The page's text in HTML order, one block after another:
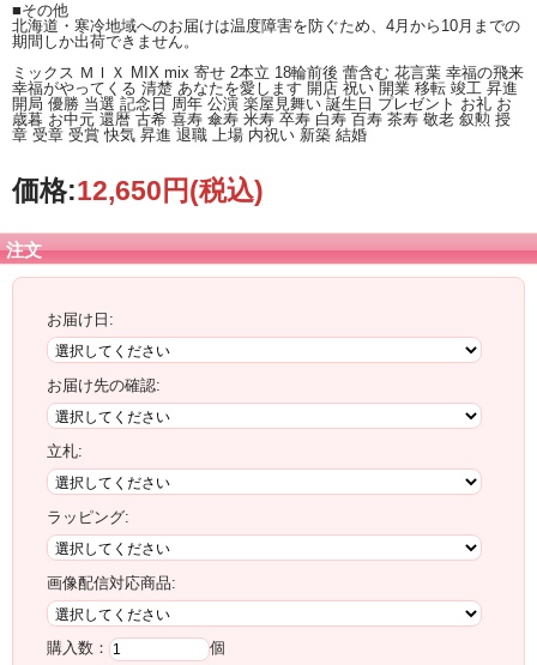
■その他
北海道・寒冷地域へのお届けは温度障害を防ぐため、4月から10月までの
期間しか出荷できません。
ミックス ＭＩＸ MIX mix 寄せ 2本立 18輪前後 蕾含む 花言葉 幸福の飛来
幸福がやってくる 清楚 あなたを愛します 開店 祝い 開業 移転 竣工 昇進
開局 優勝 当選 記念日 周年 公演 楽屋見舞い 誕生日 プレゼント お礼 お
歳暮 お中元 還暦 古希 喜寿 傘寿 米寿 卒寿 白寿 百寿 茶寿 敬老 叙勲 授
章 受章 受賞 快気 昇進 退職 上場 内祝い 新築 結婚
価格:12,650円(税込)
注文
お届け日:
お届け先の確認:
立札:
ラッピング:
画像配信対応商品:
購入数： 個